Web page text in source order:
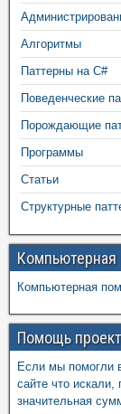
Алгоритмы
Паттерны на C#
Поведенческие
Порождающие
Программы
Статьи
Структурные
Компьютерная
Компьютерная
Помощь
Если мы помогли
сайте что
значительная